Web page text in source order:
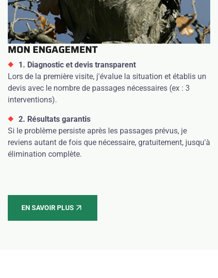
MON ENGAGEMENT
1. Diagnostic et devis transparent
Lors de la première visite, j'évalue la situation et établis un
devis avec le nombre de passages nécessaires (ex : 3
interventions).
2. Résultats garantis
Si le problème persiste après les passages prévus, je
reviens autant de fois que nécessaire, gratuitement, jusqu'à
élimination complète.
EN SAVOIR PLUS